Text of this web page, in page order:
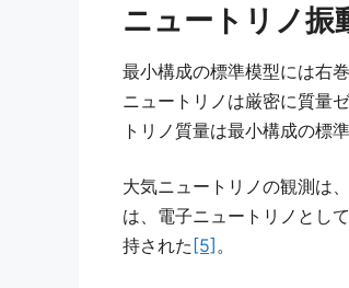
ニュートリノ振
最小構成の標準模型には右
ニュートリノは厳密に質量
トリノ質量は最小構成の標
大気ニュートリノの観測は
は、電子ニュートリノとし
持された [5] 。